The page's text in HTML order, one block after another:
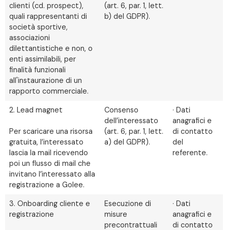
clienti (cd. prospect),
quali rappresentanti di
società sportive,
associazioni
dilettantistiche e non, o
enti assimilabili, per
finalità funzionali
all'instaurazione di un
rapporto commerciale.
(art. 6, par. 1, lett.
b) del GDPR).
2. Lead magnet
Per scaricare una risorsa
gratuita, l’interessato
lascia la mail ricevendo
poi un flusso di mail che
invitano l’interessato alla
registrazione a Golee.
Consenso
dell’interessato
(art. 6, par. 1, lett.
a) del GDPR).
· Dati
anagrafici e
di contatto
del
referente.
3. Onboarding cliente e
registrazione
Esecuzione di
misure
precontrattuali
· Dati
anagrafici e
di contatto